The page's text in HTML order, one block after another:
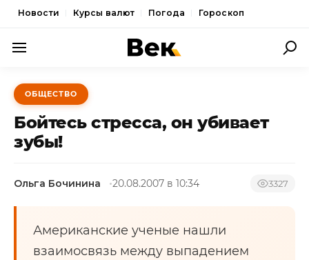
Новости Курсы валют Погода Гороскоп
ПОЛИТИКА
ЭКОНОМИКА
ОБЩЕСТВО
КУЛЬТУРА
ОБЩЕСТВО
Бойтесь стресса, он убивает
зубы!
Ольга Бочинина 20.08.2007 в 10:34 3327
Американские ученые нашли
взаимосвязь между выпадением